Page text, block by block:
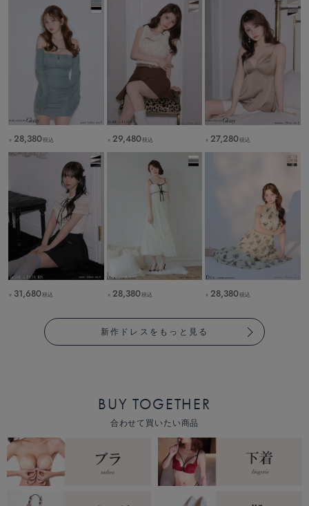
￥ 28,380税込 ￥ 29,480税込 ￥ 27,280税込
￥ 31,680税込 ￥ 28,380税込 ￥ 28,380税込
新作ドレスをもっと見る
BUY TOGETHER
合わせて買いたい商品